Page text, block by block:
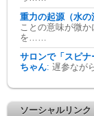
重力の起源（水の
ことの意味が微
を……
サロンで「スピ
ちゃん: 遅参なが
ソーシャルリンク